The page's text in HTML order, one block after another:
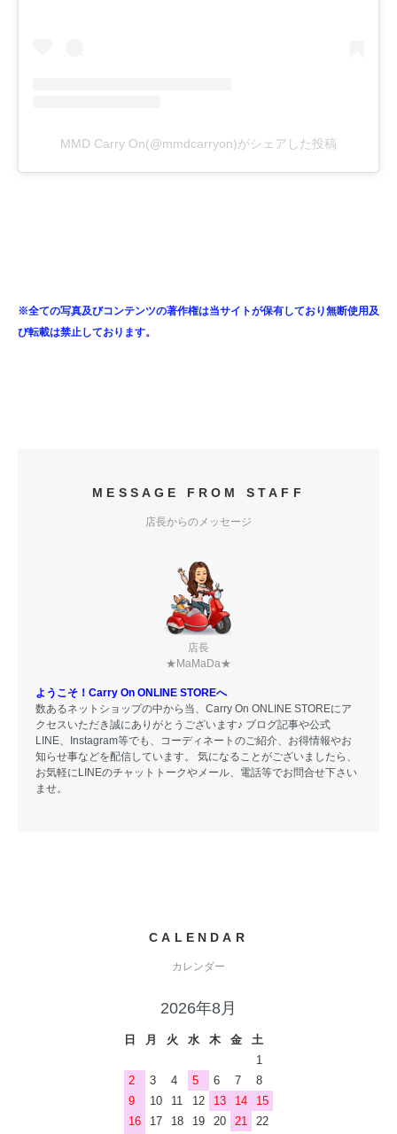
MMD Carry On(@mmdcarryon)がシェアした投稿
※全ての写真及びコンテンツの著作権は当サイトが保有しており無断使用及
び転載は禁止しております。
MESSAGE FROM STAFF
店長からのメッセージ
店長
★MaMaDa★
ようこそ！Carry On ONLINE STOREへ
数あるネットショップの中から当、Carry On ONLINE STOREにア
クセスいただき誠にありがとうございます♪ ブログ記事や公式
LINE、Instagram等でも、コーディネートのご紹介、お得情報やお
知らせ事などを配信しています。 気になることがございましたら、
お気軽にLINEのチャットトークやメール、電話等でお問合せ下さい
ませ。
CALENDAR
カレンダー
2026年8月
日 月 火 水 木 金
土
1
2
3 4 5 6 7
8
9
10 11 12 13 14
15
16
17 18 19 20 21 22